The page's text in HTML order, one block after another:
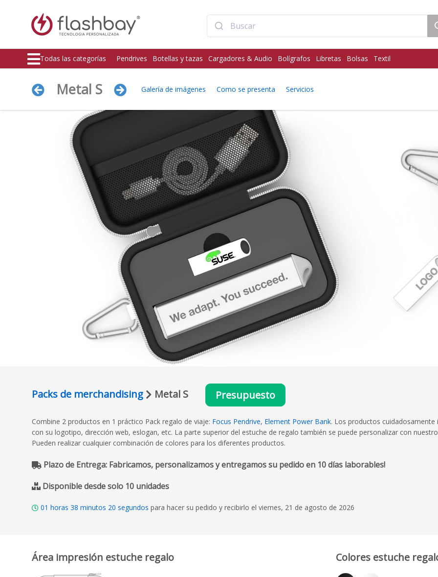
Todas las categorías Pendrives Botellas y tazas Cargadores & Audio Bolígrafos Libretas Bolsas Textil
Metal S Galería de imágenes Como se presenta Servicios
Packs de merchandising Metal S Presupuesto
Combine 2 productos en 1 práctico Pack regalo de viaje: Focus Pendrive, Element Power Bank. Los productos
con su logotipo, dirección web, eslogan, etc. La parte superior del estuche de regalo también se puede personalizar con
Pueden realizar cualquier combinación de colores para los diferentes productos.
Plazo de Entrega: Fabricamos, personalizamos y entregamos su pedido en 10 días laborables!
Disponible desde solo 10 unidades
01 horas 38 minutos 19 segundos para hacer su pedido y recibirlo el viernes, 21 de agosto de 2026
Área impresión estuche regalo Colores estuche